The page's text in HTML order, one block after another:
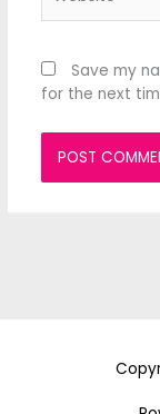
Save my
for the next